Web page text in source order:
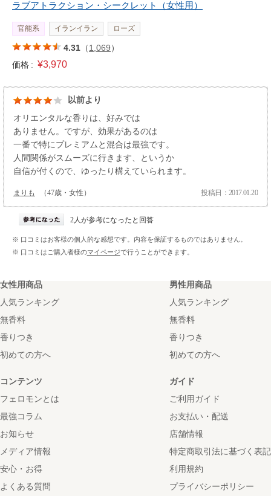
ラブアトラクション・シークレット（女性用）
官能系 イランイラン ローズ
4.31 （1,069）
価格 : ¥3,970
以前より
オリエンタルな香りは、好みでは
ありません。ですが、効果があるのは
一番で特にプレミアムと混合は最強です。
人間関係がスムーズに行きます、というか
自信が付くので、ゆったり構えていられます。
まりも （47歳・女性） 投稿日：2017.01.20
2人が参考になったと回答
※ 口コミはお客様の個人的な感想です。内容を保証するものではありません。
※ 口コミはご購入者様のマイページで行うことができます。
女性用商品
人気ランキング
無香料
香りつき
初めての方へ
男性用商品
人気ランキング
無香料
香りつき
初めての方へ
コンテンツ
フェロモンとは
最強コラム
お知らせ
メディア情報
安心・お得
よくある質問
ガイド
ご利用ガイド
お支払い・配送
店舗情報
特定商取引法に基づく表記
利用規約
プライバシーポリシー